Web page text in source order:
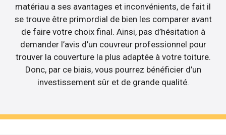
matériau a ses avantages et inconvénients, de fait il
se trouve être primordial de bien les comparer avant
de faire votre choix final. Ainsi, pas d’hésitation à
demander l’avis d’un couvreur professionnel pour
trouver la couverture la plus adaptée à votre toiture.
Donc, par ce biais, vous pourrez bénéficier d’un
investissement sûr et de grande qualité.